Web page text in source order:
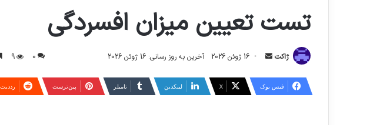
تست تعیین میزان افسردگی
ژاکت
ارسال 16 ژوئن 2026 آخرین به روز رسانی: 16 ژوئن 2026 0
9
فیس بوک X لینکدین ‫تامبلر ‫پین‌ترست ‫رددیت